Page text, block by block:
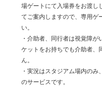
場ゲートにて入場券をお渡し
てご案内しますので、専用ゲ
い。
・介助者、同行者は視覚障
ケットをお持ちでも介助者、
ん。
・実況はスタジアム場内の
のサービスです。